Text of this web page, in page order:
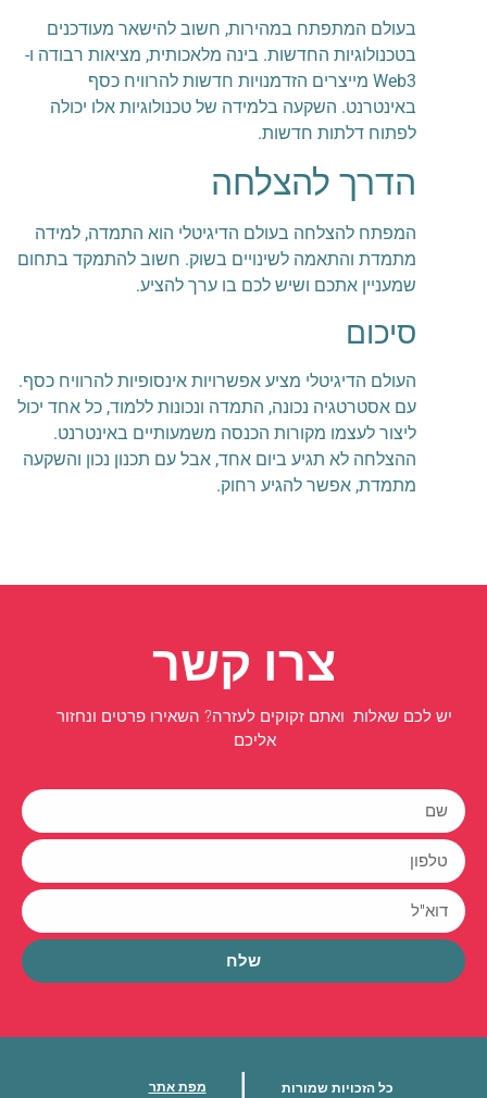
בעולם המתפתח במהירות, חשוב להישאר מעודכנים
בטכנולוגיות החדשות. בינה מלאכותית, מציאות רבודה ו-
Web3 מייצרים הזדמנויות חדשות להרוויח כסף
באינטרנט. השקעה בלמידה של טכנולוגיות אלו יכולה
לפתוח דלתות חדשות.
הדרך להצלחה
המפתח להצלחה בעולם הדיגיטלי הוא התמדה, למידה
מתמדת והתאמה לשינויים בשוק. חשוב להתמקד בתחום
שמעניין אתכם ושיש לכם בו ערך להציע.
סיכום
העולם הדיגיטלי מציע אפשרויות אינסופיות להרוויח כסף.
עם אסטרטגיה נכונה, התמדה ונכונות ללמוד, כל אחד יכול
ליצור לעצמו מקורות הכנסה משמעותיים באינטרנט.
ההצלחה לא תגיע ביום אחד, אבל עם תכנון נכון והשקעה
מתמדת, אפשר להגיע רחוק.
צרו קשר
יש לכם שאלות ואתם זקוקים לעזרה? השאירו פרטים ונחזור
אליכם
שלח
כל הזכויות שמורות | מפת אתר